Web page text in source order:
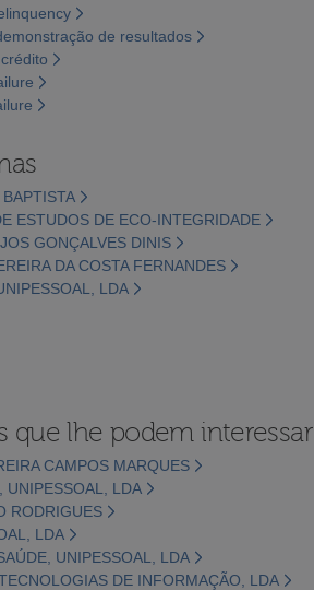
de resultados
ESTUDOS DE ECO-INTEGRIDADE
GONÇALVES DINIS
DA COSTA FERNANDES
LDA
que lhe podem interessar
CAMPOS MARQUES
UNIPESSOAL, LDA
RODRIGUES
LDA
UNIPESSOAL, LDA
DE INFORMAÇÃO, LDA